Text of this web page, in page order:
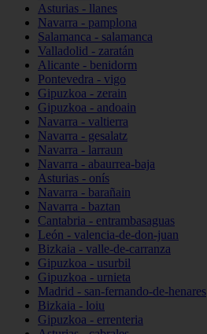
Asturias - llanes
Navarra - pamplona
Salamanca - salamanca
Valladolid - zaratán
Alicante - benidorm
Pontevedra - vigo
Gipuzkoa - zerain
Gipuzkoa - andoain
Navarra - valtierra
Navarra - gesalatz
Navarra - larraun
Navarra - abaurrea-baja
Asturias - onís
Navarra - barañain
Navarra - baztan
Cantabria - entrambasaguas
León - valencia-de-don-juan
Bizkaia - valle-de-carranza
Gipuzkoa - usurbil
Gipuzkoa - urnieta
Madrid - san-fernando-de-henares
Bizkaia - loiu
Gipuzkoa - errenteria